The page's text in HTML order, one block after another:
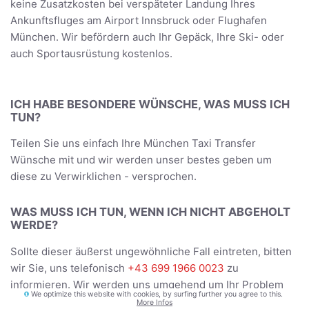
keine Zusatzkosten bei verspäteter Landung Ihres
Ankunftsfluges am Airport Innsbruck oder Flughafen
München. Wir befördern auch Ihr Gepäck, Ihre Ski- oder
auch Sportausrüstung kostenlos.
ICH HABE BESONDERE WÜNSCHE, WAS MUSS ICH
TUN?
Teilen Sie uns einfach Ihre München Taxi Transfer
Wünsche mit und wir werden unser bestes geben um
diese zu Verwirklichen - versprochen.
WAS MUSS ICH TUN, WENN ICH NICHT ABGEHOLT
WERDE?
Sollte dieser äußerst ungewöhnliche Fall eintreten, bitten
wir Sie, uns telefonisch +43 699 1966 0023 zu
informieren. Wir werden uns umgehend um Ihr Problem
kümmern und wenn möglich Ihren Taxi München Airport
We optimize this website with cookies, by surfing further you agree to this.
More Infos